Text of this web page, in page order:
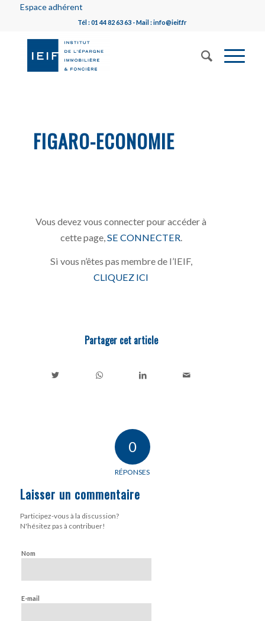
Espace adhérent
Tél : 01 44 82 63 63 - Mail : info@ieif.fr
FIGARO-ECONOMIE
Vous devez vous connecter pour accéder à
cette page, SE CONNECTER
Si vous n’êtes pas membre de l’IEIF,
CLIQUEZ ICI
Partager cet article
0
RÉPONSES
Laisser un commentaire
Participez-vous à la discussion?
N'hésitez pas à contribuer!
Nom
E-mail